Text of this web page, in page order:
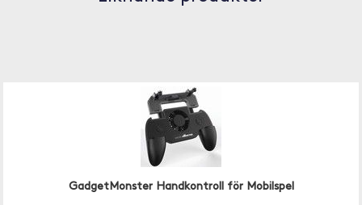
GadgetMonster Handkontroll för Mobilspel